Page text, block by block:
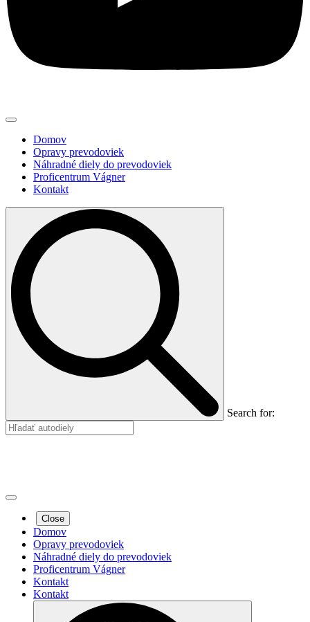
Domov
Opravy prevodoviek
Náhradné diely do prevodoviek
Proficentrum Vágner
Kontakt
Search for:
Close
Domov
Opravy prevodoviek
Náhradné diely do prevodoviek
Proficentrum Vágner
Kontakt
Kontakt